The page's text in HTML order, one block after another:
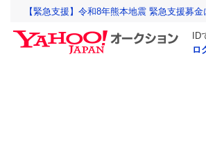
【緊急支援】令和8年熊本地震 緊急支援募
ロ